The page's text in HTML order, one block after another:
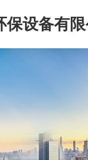
保设备有